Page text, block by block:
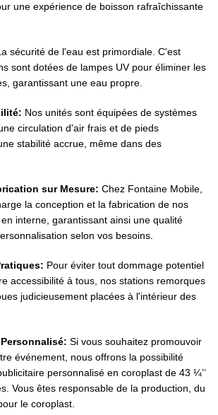
une expérience de boisson rafraîchissante
sécurité de l'eau est primordiale. C'est
sont dotées de lampes UV pour éliminer les
garantissant une eau propre.
Nos unités sont équipées de systèmes
circulation d'air frais et de pieds
stabilité accrue, même dans des
sur Mesure: Chez Fontaine Mobile,
la conception et la fabrication de nos
interne, garantissant ainsi une qualité
selon vos besoins.
Pour éviter tout dommage potentiel
accessibilité à tous, nos stations remorques
judicieusement placées à l'intérieur des
Si vous souhaitez promouvoir
événement, nous offrons la possibilité
personnalisé en coroplast de 43 ¼’’
Vous êtes responsable de la production, du
le coroplast.